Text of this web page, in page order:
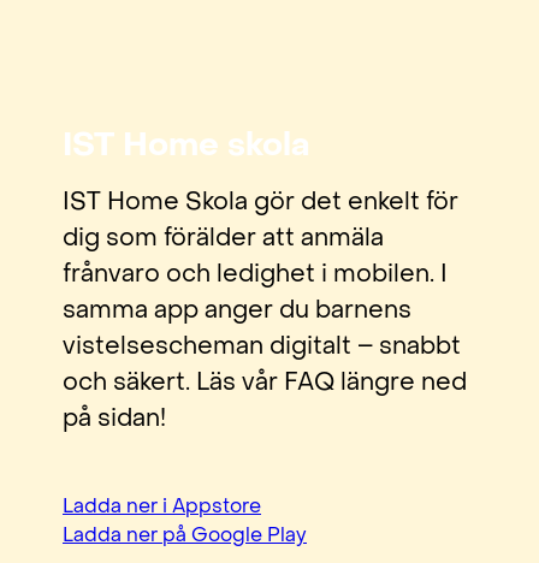
IST Home skola
IST Home Skola gör det enkelt för
dig som förälder att anmäla
frånvaro och ledighet i mobilen. I
samma app anger du barnens
vistelsescheman digitalt – snabbt
och säkert. Läs vår FAQ längre ned
på sidan!
Ladda ner i Appstore
Ladda ner på Google Play